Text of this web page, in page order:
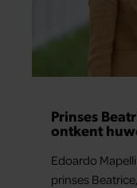
Prinses
ontkent
Edoardo
prinses